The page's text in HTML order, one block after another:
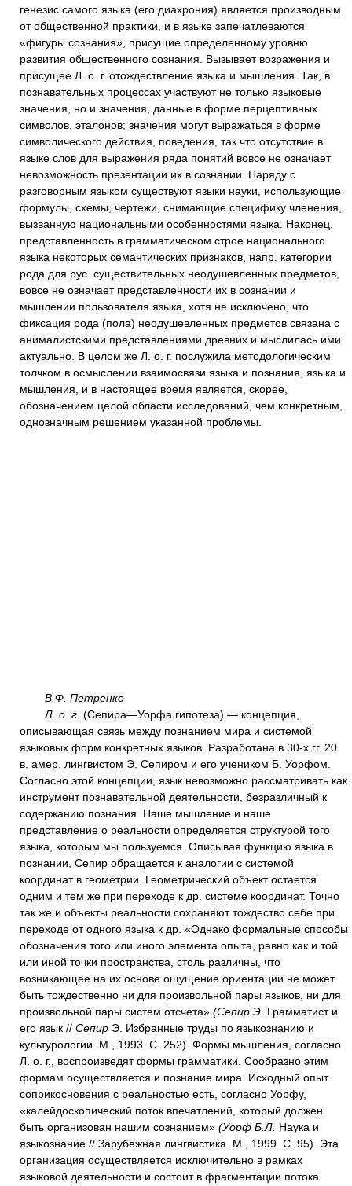
генезис самого языка (его диахрония) является производным
от общественной практики, и в языке запечатлеваются
«фигуры сознания», присущие определенному уровню
развития общественного сознания. Вызывает возражения и
присущее Л. о. г. отождествление языка и мышления. Так, в
познавательных процессах участвуют не только языковые
значения, но и значения, данные в форме перцептивных
символов, эталонов; значения могут выражаться в форме
символического действия, поведения, так что отсутствие в
языке слов для выражения ряда понятий вовсе не означает
невозможность презентации их в сознании. Наряду с
разговорным языком существуют языки науки, использующие
формулы, схемы, чертежи, снимающие специфику членения,
вызванную национальными особенностями языка. Наконец,
представленность в грамматическом строе национального
языка некоторых семантических признаков, напр. категории
рода для рус. существительных неодушевленных предметов,
вовсе не означает представленности их в сознании и
мышлении пользователя языка, хотя не исключено, что
фиксация рода (пола) неодушевленных предметов связана с
анималистскими представлениями древних и мыслилась ими
актуально. В целом же Л. о. г. послужила методологическим
толчком в осмыслении взаимосвязи языка и познания, языка и
мышления, и в настоящее время является, скорее,
обозначением целой области исследований, чем конкретным,
однозначным решением указанной проблемы.
В.Ф. Петренко
Л. о. г. (Сепира—Уорфа гипотеза) — концепция,
описывающая связь между познанием мира и системой
языковых форм конкретных языков. Разработана в 30-х гг. 20
в. амер. лингвистом Э. Сепиром и его учеником Б. Уорфом.
Согласно этой концепции, язык невозможно рассматривать как
инструмент познавательной деятельности, безразличный к
содержанию познания. Наше мышление и наше
представление о реальности определяется структурой того
языка, которым мы пользуемся. Описывая функцию языка в
познании, Сепир обращается к аналогии с системой
координат в геометрии. Геометрический объект остается
одним и тем же при переходе к др. системе координат. Точно
так же и объекты реальности сохраняют тождество себе при
переходе от одного языка к др. «Однако формальные способы
обозначения того или иного элемента опыта, равно как и той
или иной точки пространства, столь различны, что
возникающее на их основе ощущение ориентации не может
быть тождественно ни для произвольной пары языков, ни для
произвольной пары систем отсчета» (Сепир Э. Грамматист и
его язык // Сепир Э. Избранные труды по языкознанию и
культурологии. М., 1993. С. 252). Формы мышления, согласно
Л. о. г., воспроизведят формы грамматики. Сообразно этим
формам осуществляется и познание мира. Исходный опыт
соприкосновения с реальностью есть, согласно Уорфу,
«калейдоскопический поток впечатлений, который должен
быть организован нашим сознанием» (Уорф Б.Л. Наука и
языкознание // Зарубежная лингвистика. М., 1999. С. 95). Эта
организация осуществляется исключительно в рамках
языковой деятельности и состоит в фрагментации потока